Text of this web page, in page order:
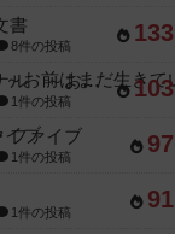
133
書
8件の投稿
103
セミファイナル ～お前はまだ生きている～
1件の投稿
97
ファイブ
1件の投稿
91
1件の投稿